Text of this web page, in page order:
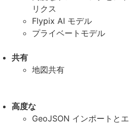
リクス
Flypix AI モデル
プライベートモデル
共有
地図共有
高度な
GeoJSON インポートとエ